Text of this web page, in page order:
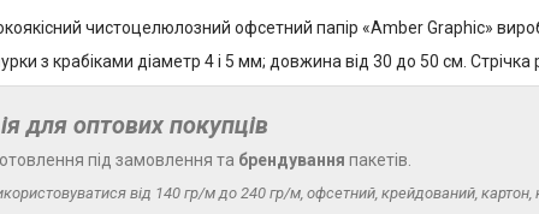
чистоцелюлозний офсетний папір «Amber Graphic»
з крабіками діаметр 4 і 5 мм; довжина від 30 до 50 см.
для оптових покупців
під замовлення та брендування пакетів.
від 140 гр/м до 240 гр/м, офсетний, крейдований, картон,